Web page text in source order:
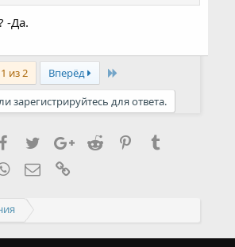
-Да.
1 из 2 Вперёд Last
зарегистрируйтесь для ответа.
FacebookTwitterGoogle+
Reddit Pinterest
WhatsAppЭлектронная почта